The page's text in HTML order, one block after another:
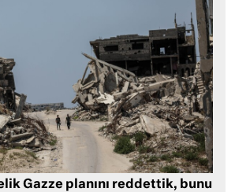
Gazze planını reddettik, bunu